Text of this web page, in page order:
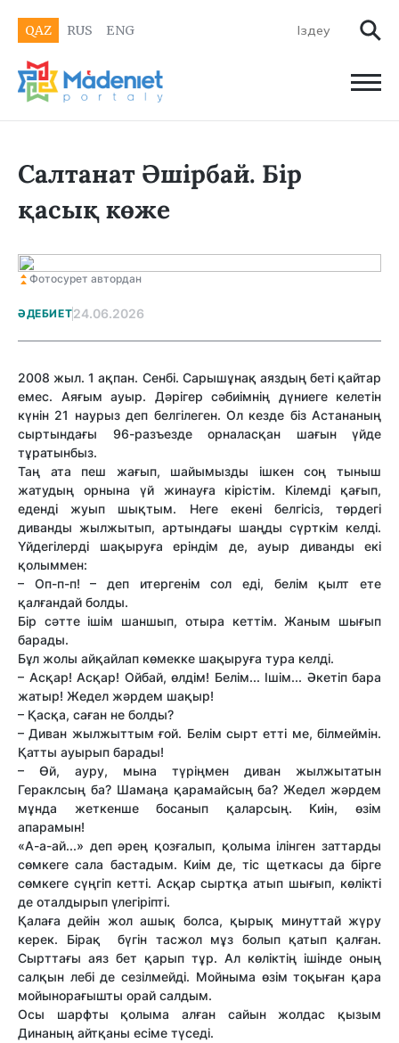
QAZ RUS ENG
Салтанат Әшірбай. Бір
қасық көже
Фотосурет автордан
ӘДЕБИЕТ24.06.2026
2008 жыл. 1 ақпан. Сенбі. Сарышұнақ аяздың беті қайтар
емес. Аяғым ауыр. Дәрігер сәбиімнің дүниеге келетін
күнін 21 наурыз деп белгілеген. Ол кезде біз Астананың
сыртындағы 96-разъезде орналасқан шағын үйде
тұратынбыз.
Таң ата пеш жағып, шайымызды ішкен соң тыныш
жатудың орнына үй жинауға кірістім. Кілемді қағып,
еденді жуып шықтым. Неге екені белгісіз, төрдегі
диванды жылжытып, артындағы шаңды сүрткім келді.
Үйдегілерді шақыруға еріндім де, ауыр диванды екі
қолыммен:
– Оп-п-п! – деп итергенім сол еді, белім қылт ете
қалғандай болды.
Бір сәтте ішім шаншып, отыра кеттім. Жаным шығып
барады.
Бұл жолы айқайлап көмекке шақыруға тура келді.
– Асқар! Асқар! Ойбай, өлдім! Белім... Ішім... Әкетіп бара
жатыр! Жедел жәрдем шақыр!
– Қасқа, саған не болды?
– Диван жылжыттым ғой. Белім сырт етті ме, білмеймін.
Қатты ауырып барады!
– Өй, ауру, мына түріңмен диван жылжытатын
Гераклсың ба? Шамаңа қарамайсың ба? Жедел жәрдем
мұнда жеткенше босанып қаларсың. Киін, өзім
апарамын!
«А-а-ай...» деп әрең қозғалып, қолыма ілінген заттарды
сөмкеге сала бастадым. Киім де, тіс щеткасы да бірге
сөмкеге сүңгіп кетті. Асқар сыртқа атып шығып, көлікті
де оталдырып үлегіріпті.
Қалаға дейін жол ашық болса, қырық минуттай жүру
керек. Бірақ бүгін тасжол мұз болып қатып қалған.
Сырттағы аяз бет қарып тұр. Ал көліктің ішінде оның
салқын лебі де сезілмейді. Мойныма өзім тоқыған қара
мойынорағышты орай салдым.
Осы шарфты қолыма алған сайын жолдас қызым
Динаның айтқаны есіме түседі.